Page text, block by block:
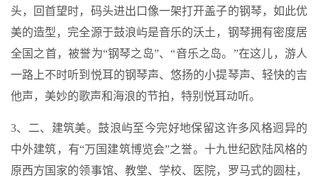
头，回首望时，码头进出口像一架打开盖子的钢琴，如此优
美的造型，完全源于鼓浪屿是音乐的沃土，钢琴拥有密度居
全国之首，被誉为“钢琴之岛”、“音乐之岛。”在这儿，游人
一路上不时听到悦耳的钢琴声、悠扬的小提琴声、轻快的吉
他声，美妙的歌声和海浪的节拍，特别悦耳动听。
3、二、建筑美。鼓浪屿至今完好地保留这许多风格迥异的
中外建筑，有“万国建筑博览会”之誉。十九世纪欧陆风格的
原西方国家的领事馆、教堂、学校、医院，罗马式的圆柱，